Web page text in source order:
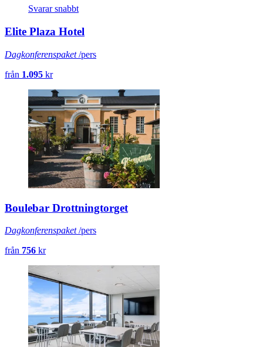
Svarar snabbt
Elite Plaza Hotel
Dagkonferenspaket/pers
från 1.095 kr
Boulebar Drottningtorget
Dagkonferenspaket/pers
från 756 kr